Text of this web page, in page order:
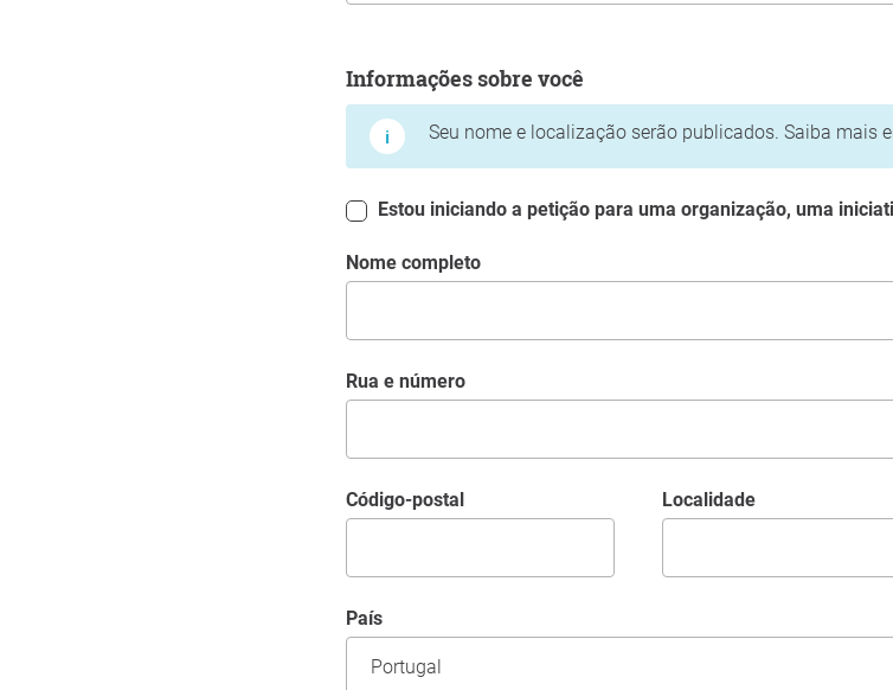
Informações sobre você
Seu nome e localização serão publicados. Saiba mais
Estou iniciando a petição para uma organização, uma
Nome completo
Rua e número
código-postal Localidade
País